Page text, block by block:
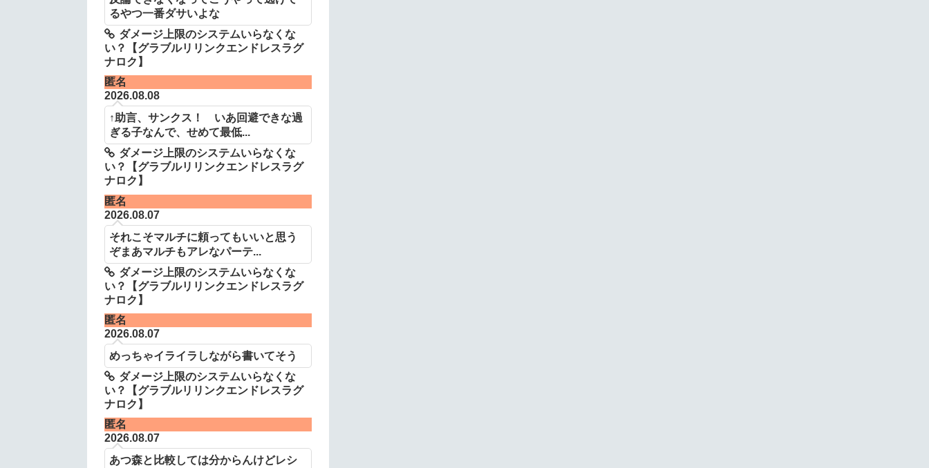
るやつ一番ダサいよな
ダメージ上限のシステムいらなくな
い？【グラブルリリンクエンドレスラグ
ナロク】
匿名
2026.08.08
↑助言、サンクス！ いあ回避できな過
ぎる子なんで、せめて最低...
ダメージ上限のシステムいらなくな
い？【グラブルリリンクエンドレスラグ
ナロク】
匿名
2026.08.07
それこそマルチに頼ってもいいと思う
ぞまあマルチもアレなパーテ...
ダメージ上限のシステムいらなくな
い？【グラブルリリンクエンドレスラグ
ナロク】
匿名
2026.08.07
めっちゃイライラしながら書いてそう
ダメージ上限のシステムいらなくな
い？【グラブルリリンクエンドレスラグ
ナロク】
匿名
2026.08.07
あつ森と比較しては分からんけどレシ